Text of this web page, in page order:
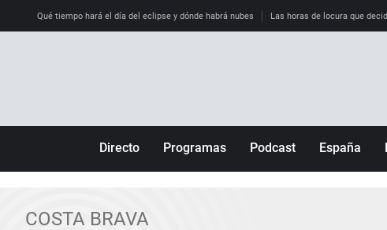
Qué tiempo hará el día del eclipse y dónde habrá nubes Las horas de locura que
Directo Programas
Julia en la onda
Podcast España
COSTA BRAVA